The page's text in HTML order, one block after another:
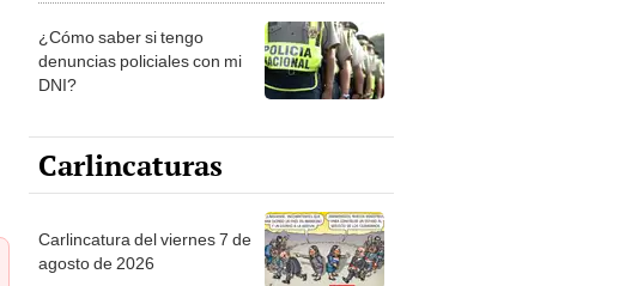
la ONPE
¿Cómo saber si tengo
denuncias policiales con mi
DNI?
Carlincaturas
Carlincatura del viernes 7 de
agosto de 2026